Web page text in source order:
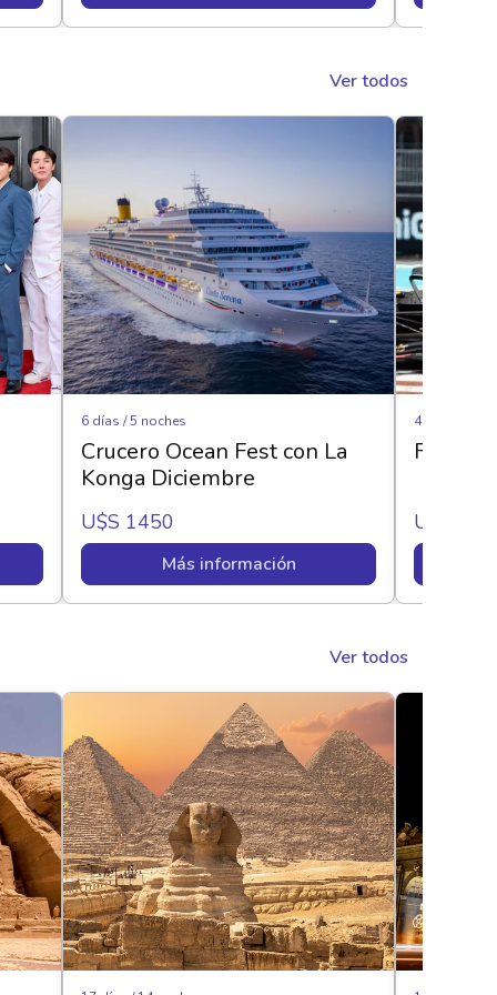
Ver todos
6 días / 5 noches
Crucero Ocean Fest con La
Konga Diciembre
U$s 1450
Más información
4 noches
U$s
Ver todos